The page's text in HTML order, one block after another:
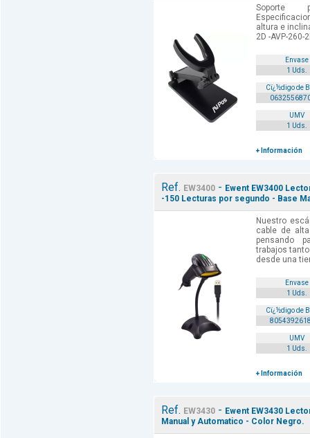
Soporte
altura e
2D -AVP-260-
Envase
1 Uds.
Cï¿½digo de
UMV
1 Uds.
+ Información
Ref. EW3400 - Ewent EW3400
-150 Lecturas por segundo - Base
Nuestro
cable de
pensando
trabajos
desde una
Envase
1 Uds.
Cï¿½digo de
UMV
1 Uds.
+ Información
Ref. EW3430 - Ewent EW3430
Manual y Automatico - Color Negro.